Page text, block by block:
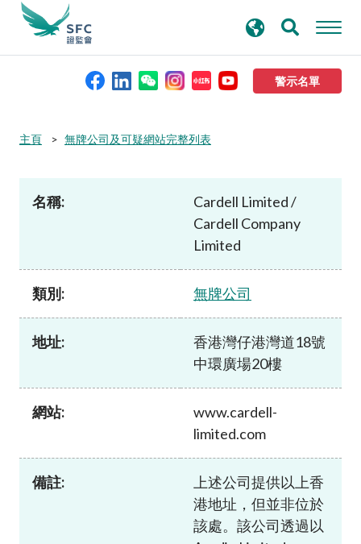
警示名單
本會簡介
尋
主頁 無牌公司及可疑網站完整列表
名稱:
Cardell Limited /
Cardell Company
Limited
類別: 無牌公司
地址:
香港灣仔港灣道18號
中環廣場20樓
網站:
www.cardell-
limited.com
備註:
上述公司提供以上香
港地址，但並非位於
該處。該公司透過以